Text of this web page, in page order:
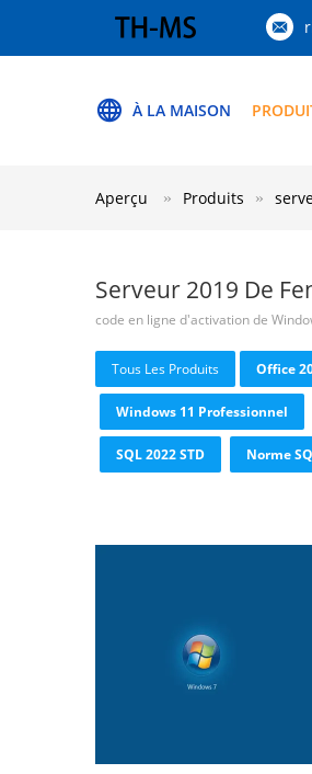
À LA MAISON
Aperçu Produits
Serveur 2019 De
code en ligne d'activation de
Tous Les Produits Office
Windows 11 Professionnel
SQL 2022 STD Norme